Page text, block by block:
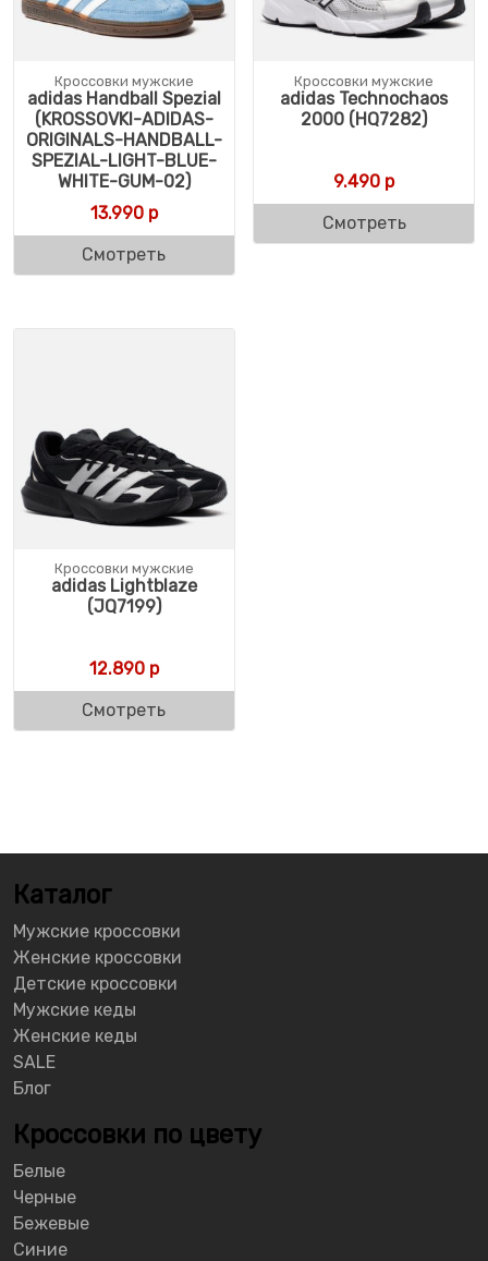
Кроссовки мужские
adidas Handball Spezial
(KROSSOVKI-ADIDAS-
ORIGINALS-HANDBALL-
SPEZIAL-LIGHT-BLUE-
WHITE-GUM-02)
13.990р
Смотреть
Кроссовки мужские
adidas Technochaos
2000 (HQ7282)
9.490 р
Смотреть
Кроссовки мужские
adidas Lightblaze
(JQ7199)
12.890р
Смотреть
Каталог
Мужские кроссовки
Женские кроссовки
Детские кроссовки
Мужские кеды
Женские кеды
SALE
Блог
Кроссовки по цвету
Белые
Черные
Бежевые
Синие